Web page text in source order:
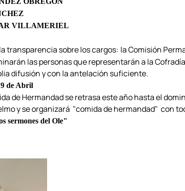
VILLAMERIEL
transparencia sobre los cargos: la Comisión
las personas que representarán a la
difusión y con la antelación suficiente.
de Abril
de Hermandad se retrasa este año hasta el
y se organizará "comida de hermandad" con
sermones del Ole"